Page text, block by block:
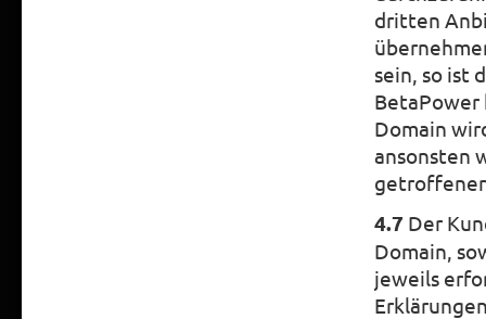
dritten
sein, so ist
Domain
ansonsten
4.7 Der
Domain,
jeweils